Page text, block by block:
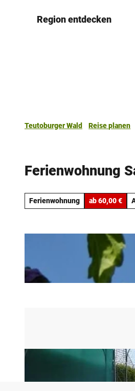
Region entdecken
Teutoburger Wald Reise planen
Ferienwohnung
Ferienwohnung ab 60,00 €